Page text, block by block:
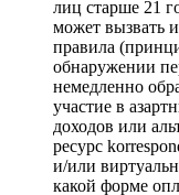
лиц старше 21
может вызвать
правила
обнаружении
немедленно
участие в
доходов или
ресурс
и/или
какой форме